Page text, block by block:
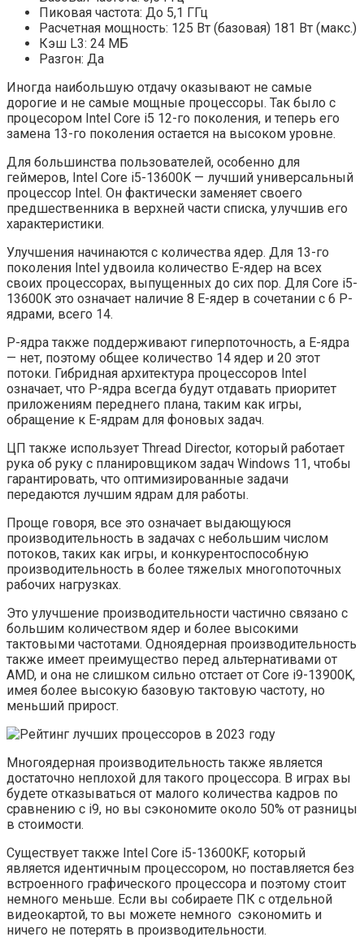
Пиковая частота: До 5,1 ГГц
Расчетная мощность: 125 Вт (базовая) 181 Вт (макс.)
Кэш L3: 24 МБ
Разгон: Да
Иногда наибольшую отдачу оказывают не самые
дорогие и не самые мощные процессоры. Так было с
процесором Intel Core i5 12-го поколения, и теперь его
замена 13-го поколения остается на высоком уровне.
Для большинства пользователей, особенно для
геймеров, Intel Core i5-13600K — лучший универсальный
процессор Intel. Он фактически заменяет своего
предшественника в верхней части списка, улучшив его
характеристики.
Улучшения начинаются с количества ядер. Для 13-го
поколения Intel удвоила количество E-ядер на всех
своих процессорах, выпущенных до сих пор. Для Core i5-
13600K это означает наличие 8 E-ядер в сочетании с 6 P-
ядрами, всего 14.
P-ядра также поддерживают гиперпоточность, а E-ядра
— нет, поэтому общее количество 14 ядер и 20 этот
потоки. Гибридная архитектура процессоров Intel
означает, что P-ядра всегда будут отдавать приоритет
приложениям переднего плана, таким как игры,
обращение к E-ядрам для фоновых задач.
ЦП также использует Thread Director, который работает
рука об руку с планировщиком задач Windows 11, чтобы
гарантировать, что оптимизированные задачи
передаются лучшим ядрам для работы.
Проще говоря, все это означает выдающуюся
производительность в задачах с небольшим числом
потоков, таких как игры, и конкурентоспособную
производительность в более тяжелых многопоточных
рабочих нагрузках.
Это улучшение производительности частично связано с
большим количеством ядер и более высокими
тактовыми частотами. Одноядерная производительность
также имеет преимущество перед альтернативами от
AMD, и она не слишком сильно отстает от Core i9-13900K,
имея более высокую базовую тактовую частоту, но
меньший прирост.
Многоядерная производительность также является
достаточно неплохой для такого процессора. В играх вы
будете отказываться от малого количества кадров по
сравнению с i9, но вы сэкономите около 50% от разницы
в стоимости.
Существует также Intel Core i5-13600KF, который
является идентичным процессором, но поставляется без
встроенного графического процессора и поэтому стоит
немного меньше. Если вы собираете ПК с отдельной
видеокартой, то вы можете немного сэкономить и
ничего не потерять в производительности.